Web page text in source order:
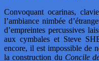
Convoquant ocarinas,
l’ambiance nimbée
d’empreintes percussives
aux cymbales et Steve
encore, il est impossible de
la construction du Concile